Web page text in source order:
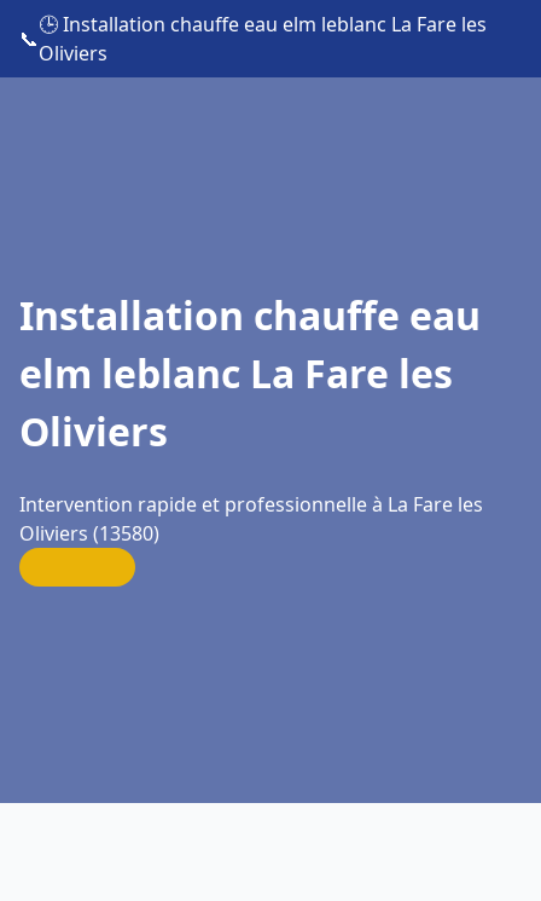
📞
🕒 Installation chauffe eau elm leblanc La Fare les
Oliviers
Installation chauffe eau
elm leblanc La Fare les
Oliviers
Intervention rapide et professionnelle à La Fare les
Oliviers (13580)